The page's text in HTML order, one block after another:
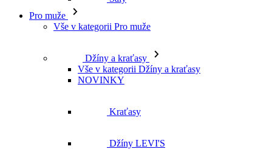
Pro muže
Vše v kategorii Pro muže
Džíny a kraťasy
Vše v kategorii Džíny a kraťasy
NOVINKY
Kraťasy
Džíny LEVI'S